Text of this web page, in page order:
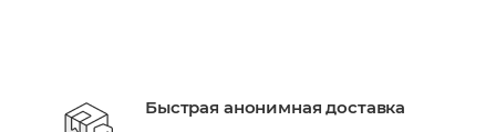
Быстрая анонимная доставка